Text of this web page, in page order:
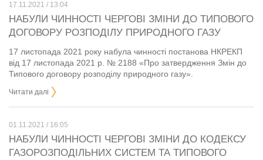
17.11.2021 / 13:04
НАБУЛИ ЧИННОСТІ ЧЕРГОВІ ЗМІНИ ДО ТИПОВОГО
ДОГОВОРУ РОЗПОДІЛУ ПРИРОДНОГО ГАЗУ
17 листопада 2021 року набула чинності постанова НКРЕКП
від 17 листопада 2021 р. № 2188 «Про затвердження Змін до
Типового договору розподілу природного газу».
Читати далі
01.11.2021 / 16:05
НАБУЛИ ЧИННОСТІ ЧЕРГОВІ ЗМІНИ ДО КОДЕКСУ
ГАЗОРОЗПОДІЛЬНИХ СИСТЕМ ТА ТИПОВОГО